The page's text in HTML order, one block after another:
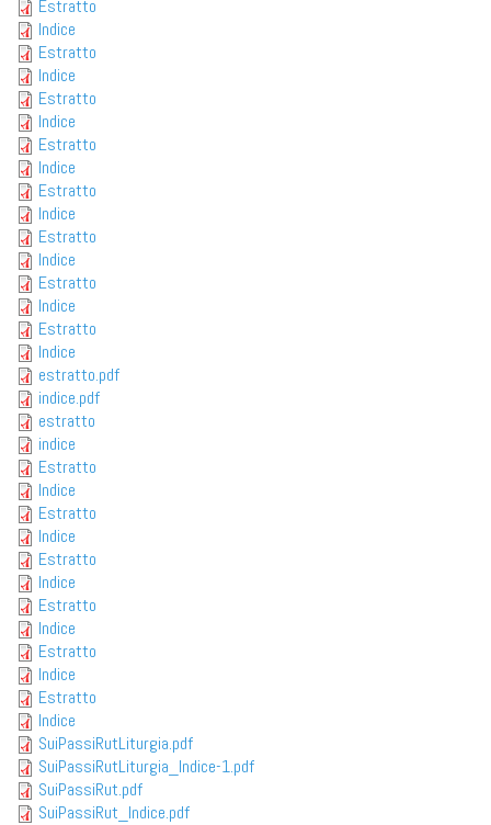
Estratto
Indice
Estratto
Indice
Estratto
Indice
Estratto
Indice
Estratto
Indice
Estratto
Indice
Estratto
Indice
Estratto
Indice
estratto.pdf
indice.pdf
estratto
indice
Estratto
Indice
Estratto
Indice
Estratto
Indice
Estratto
Indice
Estratto
Indice
Estratto
Indice
SuiPassiRutLiturgia.pdf
SuiPassiRutLiturgia_Indice-1.pdf
SuiPassiRut.pdf
SuiPassiRut_Indice.pdf